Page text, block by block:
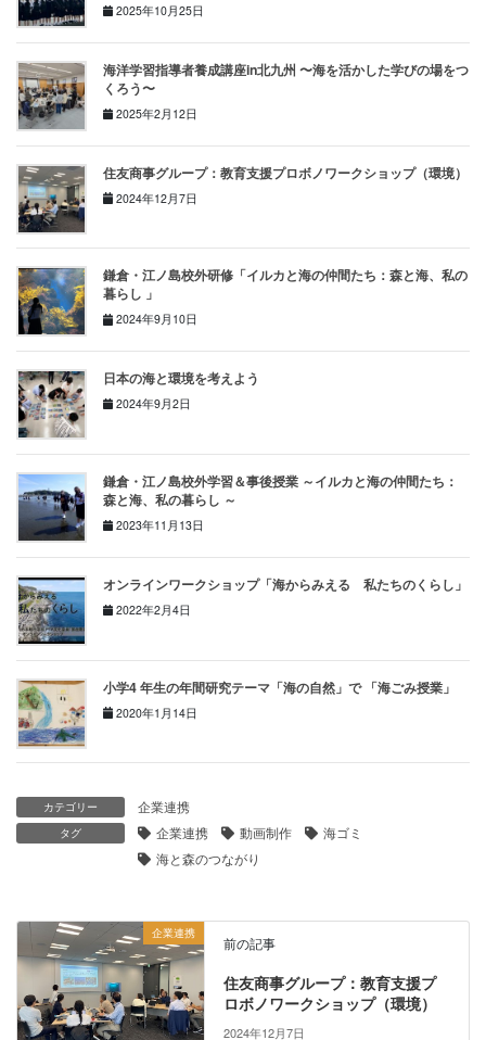
2025年10月25日
海洋学習指導者養成講座in北九州 〜海を活かした学びの場をつ
くろう〜
2025年2月12日
住友商事グループ：教育支援プロボノワークショップ（環境）
2024年12月7日
鎌倉・江ノ島校外研修「イルカと海の仲間たち：森と海、私の
暮らし 」
2024年9月10日
⽇本の海と環境を考えよう
2024年9月2日
鎌倉・江ノ島校外学習＆事後授業 ～イルカと海の仲間たち：
森と海、私の暮らし ～
2023年11月13日
オンラインワークショップ「海からみえる 私たちのくらし」
2022年2月4日
小学4 年生の年間研究テーマ「海の自然」で 「海ごみ授業」
2020年1月14日
カテゴリー 企業連携
タグ 企業連携 動画制作
海ゴミ
海と森のつながり
企業連携
前の記事
住友商事グループ：教育支援プ
ロボノワークショップ（環境）
2024年12月7日